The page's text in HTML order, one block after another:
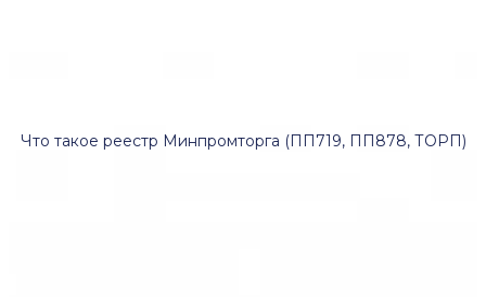
Что такое реестр Минпромторга (ПП719, ПП878, ТОРП)